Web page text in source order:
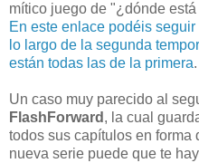
mítico juego de "¿dónde
En este enlace podéis
lo largo de la segunda
están todas las de la primera.
Un caso muy parecido al
FlashForward , la cual
todos sus capítulos en forma
nueva serie puede que te